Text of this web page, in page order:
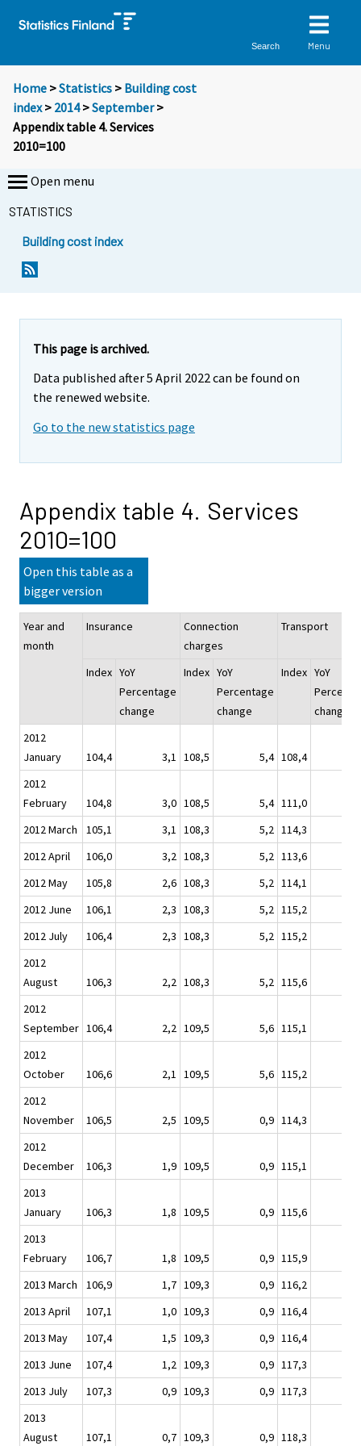
Search Menu
Home >Statistics > Building cost
index> 2014>September>
Appendix table 4. Services
2010=100
Open menu
STATISTICS
Building cost index
This page is archived.
Data published after 5 April 2022 can be found on
the renewed website.
Go to the new statistics page
Appendix table 4. Services
2010=100
Open this table as a
bigger version
Year and
month
Insurance
Connection
charges
Transport
Index YoY
Percentage
change
Index YoY
Percentage
change
Index YoY
change
2012
January
104,4 3,1 108,5 5,4 108,4
2012
February
104,8 3,0 108,5 5,4 111,0
2012 March
105,1 3,1 108,3 5,2 114,3
2012 April
106,0 3,2 108,3 5,2 113,6
2012 May
105,8 2,6 108,3 5,2 114,1
2012 June
106,1 2,3 108,3 5,2 115,2
2012 July
106,4 2,3 108,3 5,2 115,2
2012
August
106,3 2,2 108,3 5,2 115,6
2012
September 106,4 2,2 109,5 5,6 115,1
2012
October
106,6 2,1 109,5 5,6 115,2
2012
November
106,5 2,5 109,5 0,9 114,3
2012
December
106,3 1,9 109,5 0,9 115,1
2013
January
106,3 1,8 109,5 0,9 115,6
2013
February
106,7 1,8 109,5 0,9 115,9
2013 March
106,9 1,7 109,3 0,9 116,2
2013 April
107,1 1,0 109,3 0,9 116,4
2013 May
107,4 1,5 109,3 0,9 116,4
2013 June
107,4 1,2 109,3 0,9 117,3
2013 July
107,3 0,9 109,3 0,9 117,3
2013
August
107,1 0,7 109,3 0,9 118,3